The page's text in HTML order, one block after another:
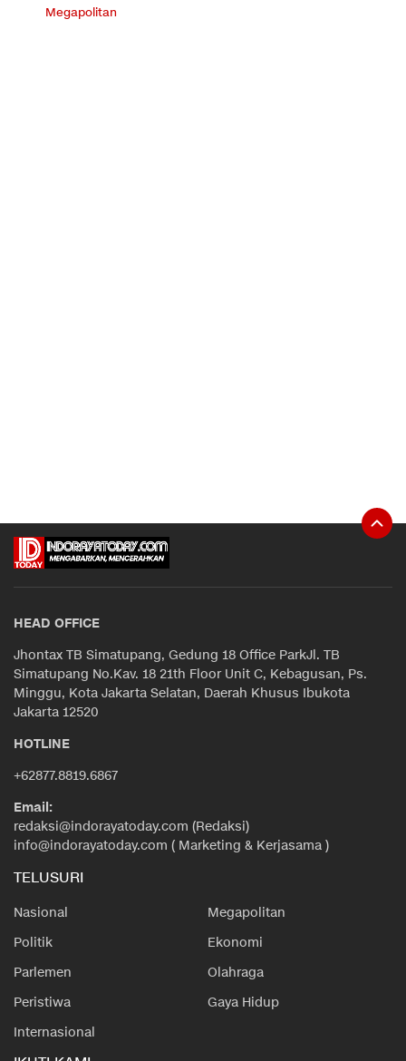
Megapolitan
HEAD OFFICE
Jhontax TB Simatupang, Gedung 18 Office ParkJl. TB
Simatupang No.Kav. 18 21th Floor Unit C, Kebagusan, Ps.
Minggu, Kota Jakarta Selatan, Daerah Khusus Ibukota
Jakarta 12520
HOTLINE
+62877.8819.6867
Email:
redaksi@indorayatoday.com (Redaksi)
info@indorayatoday.com ( Marketing & Kerjasama )
TELUSURI
Nasional
Megapolitan
Politik
Ekonomi
Parlemen
Olahraga
Peristiwa
Gaya Hidup
Internasional